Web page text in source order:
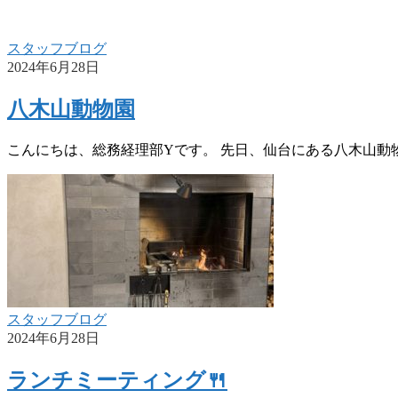
スタッフブログ
2024年6月28日
八木山動物園
こんにちは、総務経理部Yです。 先日、仙台にある八木山
スタッフブログ
2024年6月28日
ランチミーティング🍴